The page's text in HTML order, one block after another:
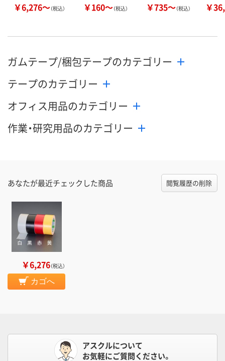
￥6,276～（税込） ￥160～（税込） ￥735～（税込） ￥
ガムテープ/梱包テープのカテゴリー
テープのカテゴリー
オフィス用品のカテゴリー
作業・研究用品のカテゴリー
あなたが最近チェックした商品 閲覧履歴の削除
￥6,276（税込）
カゴへ
アスクルについて
お気軽にご質問ください。